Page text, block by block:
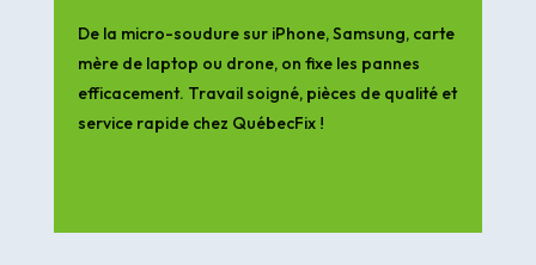
De la micro-soudure sur iPhone, Samsung, carte
mère de laptop ou drone, on fixe les pannes
efficacement. Travail soigné, pièces de qualité et
service rapide chez QuébecFix !